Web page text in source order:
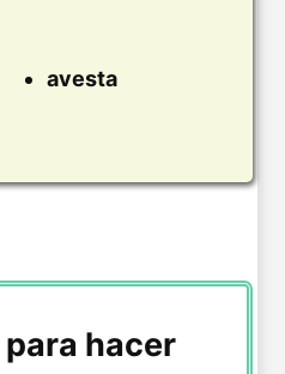
avesta
hacer